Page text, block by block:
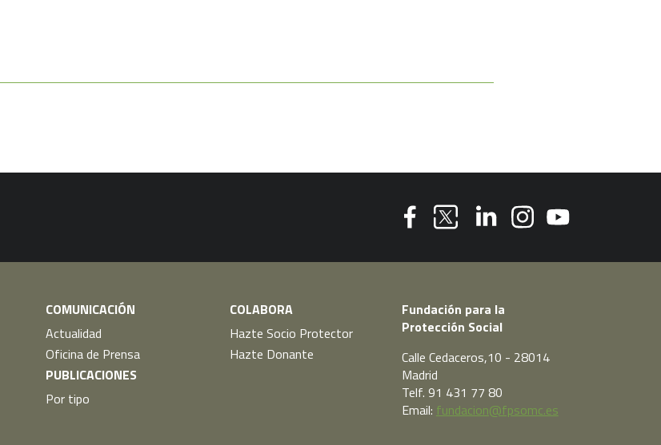
COMUNICACIÓN
Actualidad
Oficina de Prensa
PUBLICACIONES
Por tipo
COLABORA
Hazte Socio Protector
Hazte Donante
Fundación para la
Protección Social
Calle Cedaceros,10 - 28014
Madrid
Telf. 91 431 77 80
Email: fundacion@fpsomc.es